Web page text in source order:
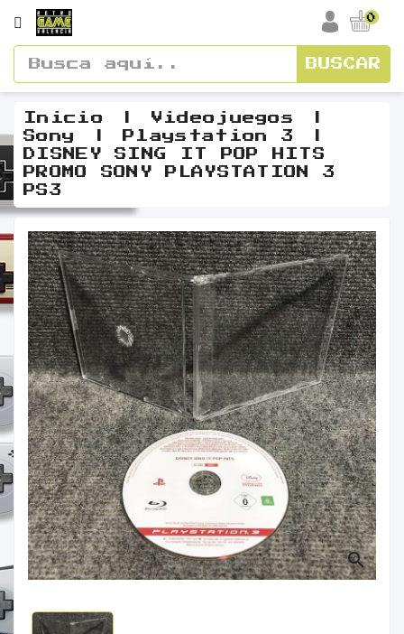
CATEGORÍA
Cajas
Y
Manuales
Consolas
Vídeos
Soundtracks
Figuras
Guías
Retro
Informática
Videojuegos
0
BUSCAR
Inicio
Videojuegos
Sony
Playstation 3
DISNEY SING IT POP HITS
PROMO SONY PLAYSTATION 3
PS3
search